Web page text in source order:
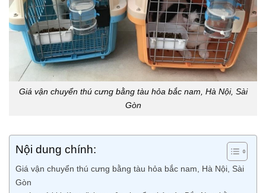
Giá vận chuyển thú cưng bằng tàu hỏa bắc nam, Hà Nội, Sài
Gòn
Nội dung chính:
Giá vận chuyển thú cưng bằng tàu hỏa bắc nam, Hà Nội, Sài
Gòn